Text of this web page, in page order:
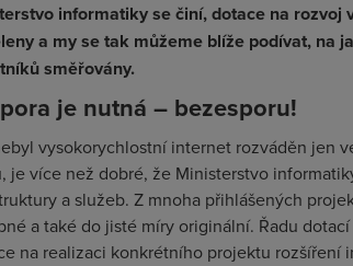
informatiky se činí, dotace na
a my se tak můžeme blíže podívat, na
směřovány.
je nutná – bezesporu!
vysokorychlostní internet rozváděn jen
je více než dobré, že Ministerstvo
a služeb. Z mnoha přihlášených
a také do jisté míry originální. Řadu
na realizaci konkrétního projektu rozšíření